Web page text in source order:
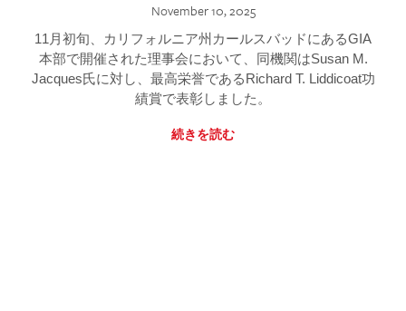
November 10, 2025
11月初旬、カリフォルニア州カールスバッドにあるGIA
本部で開催された理事会において、同機関はSusan M.
Jacques氏に対し、最高栄誉であるRichard T. Liddicoat功
績賞で表彰しました。
続きを読む